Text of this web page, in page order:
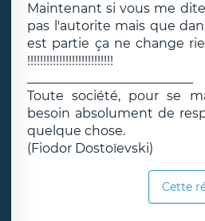
Maintenant si vous me
pas l'autorite mais que
est partie ça ne change
!!!!!!!!!!!!!!!!!!!!!!!!!!!
Toute société, pour se
besoin absolument de
quelque chose.
(Fiodor Dostoïevski)
Cette